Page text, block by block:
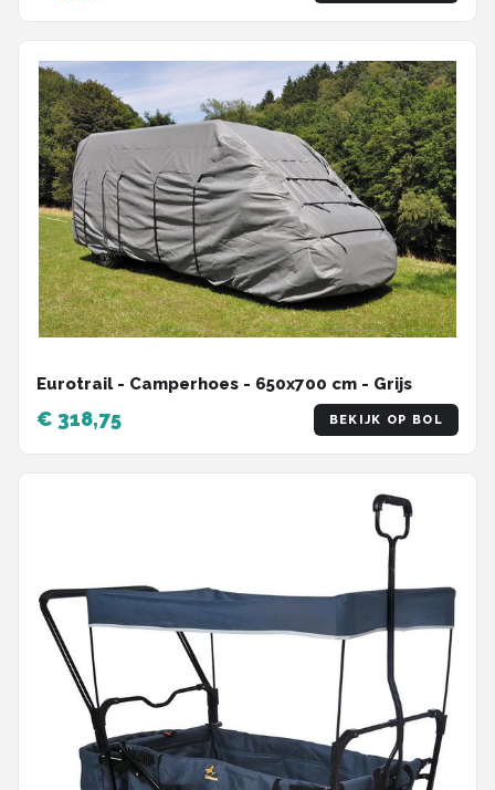
Eurotrail - Camperhoes - 650x700 cm - Grijs
€ 318,75 BEKIJK OP BOL